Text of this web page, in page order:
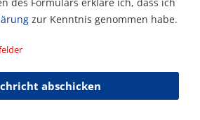
zur Kenntnis genommen habe.
abschicken